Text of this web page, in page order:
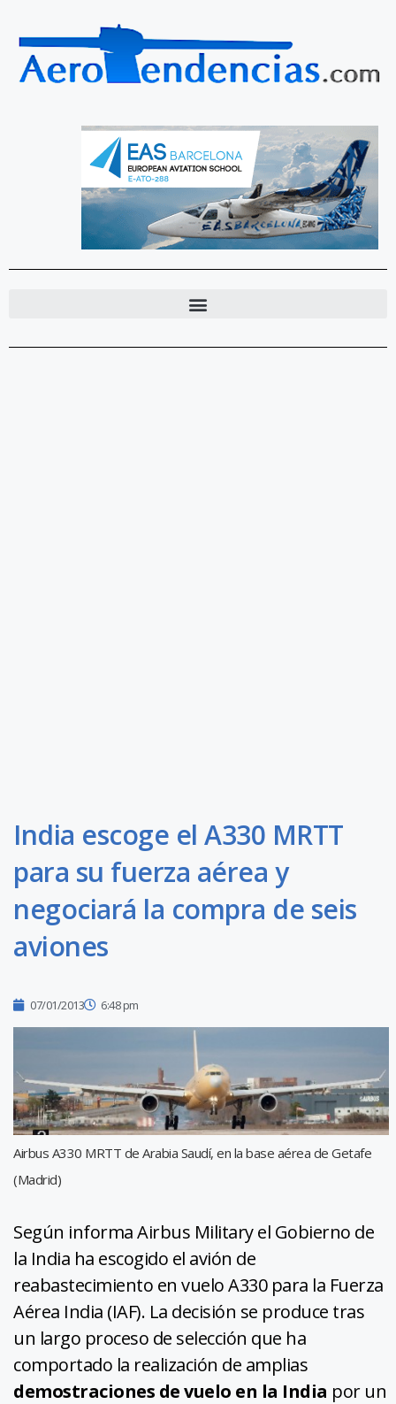
India escoge el A330 MRTT
para su fuerza aérea y
negociará la compra de seis
aviones
07/01/2013 6:48 pm
Airbus A330 MRTT de Arabia Saudí, en la base aérea de Getafe
(Madrid)
Según informa Airbus Military el Gobierno de
la India ha escogido el avión de
reabastecimiento en vuelo A330 para la Fuerza
Aérea India (IAF). La decisión se produce tras
un largo proceso de selección que ha
comportado la realización de amplias
demostraciones de vuelo en la India por un